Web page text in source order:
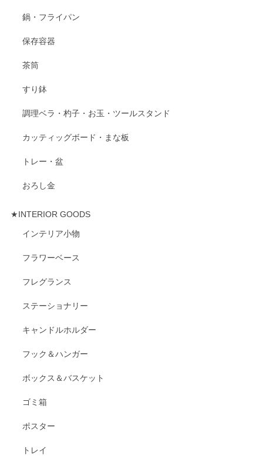
鍋・フライパン
保存容器
茶筒
すり鉢
調理ベラ・杓子・お玉・ツールスタンド
カッティッグボード・まな板
トレー・盆
おろし金
★INTERIOR GOODS
インテリア小物
フラワーベース
フレグランス
ステーショナリー
キャンドルホルダー
フック＆ハンガー
ボックス＆バスケット
ゴミ箱
ポスター
トレイ